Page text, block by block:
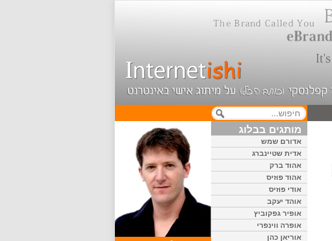
מותגים בבלוג
אדורם שמש
אדית שטיינברג
אהוד ברק
אהוד פוזיס
אודי פוזיס
אוהד יעקב
אופיר גפקוביץ
אופרה ווינפרי
אוריאן כהן